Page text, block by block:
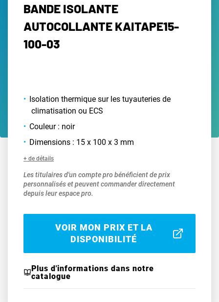
BANDE ISOLANTE
AUTOCOLLANTE KAITAPE15-
100-03
Isolation thermique sur les tuyauteries de
climatisation ou ECS
Couleur : noir
Dimensions : 15 x 100 x 3 mm
+ de détails
Les titulaires d'un compte pro bénéficient de prix
personnalisés et peuvent commander directement
depuis leur espace pro.
VOIR MON PRIX ET LA
DISPONIBILITÉ
Plus d'informations dans notre
catalogue